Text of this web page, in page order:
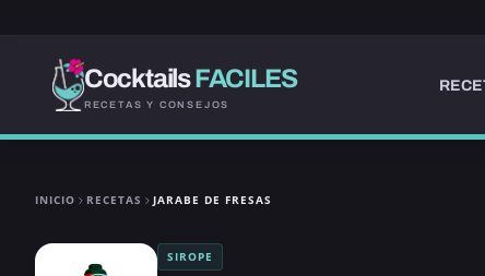
CocktailsFACILES
RECETAS Y CONSEJOS
INICIO RECETAS JARABE DE FRESAS
SIROPE